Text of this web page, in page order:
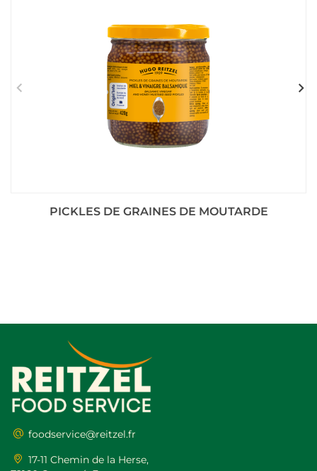
PICKLES DE GRAINES DE MOUTARDE
foodservice@reitzel.fr
17-11 Chemin de la Herse,